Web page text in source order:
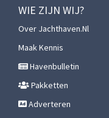
WIE ZIJN WIJ?
Over Jachthaven.nl
Maak Kennis
Havenbulletin
Pakketten
Adverteren